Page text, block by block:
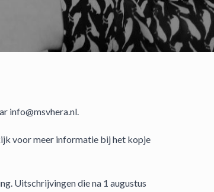
info@msvhera.nl.
voor meer informatie bij het kopje
Uitschrijvingen die na 1 augustus